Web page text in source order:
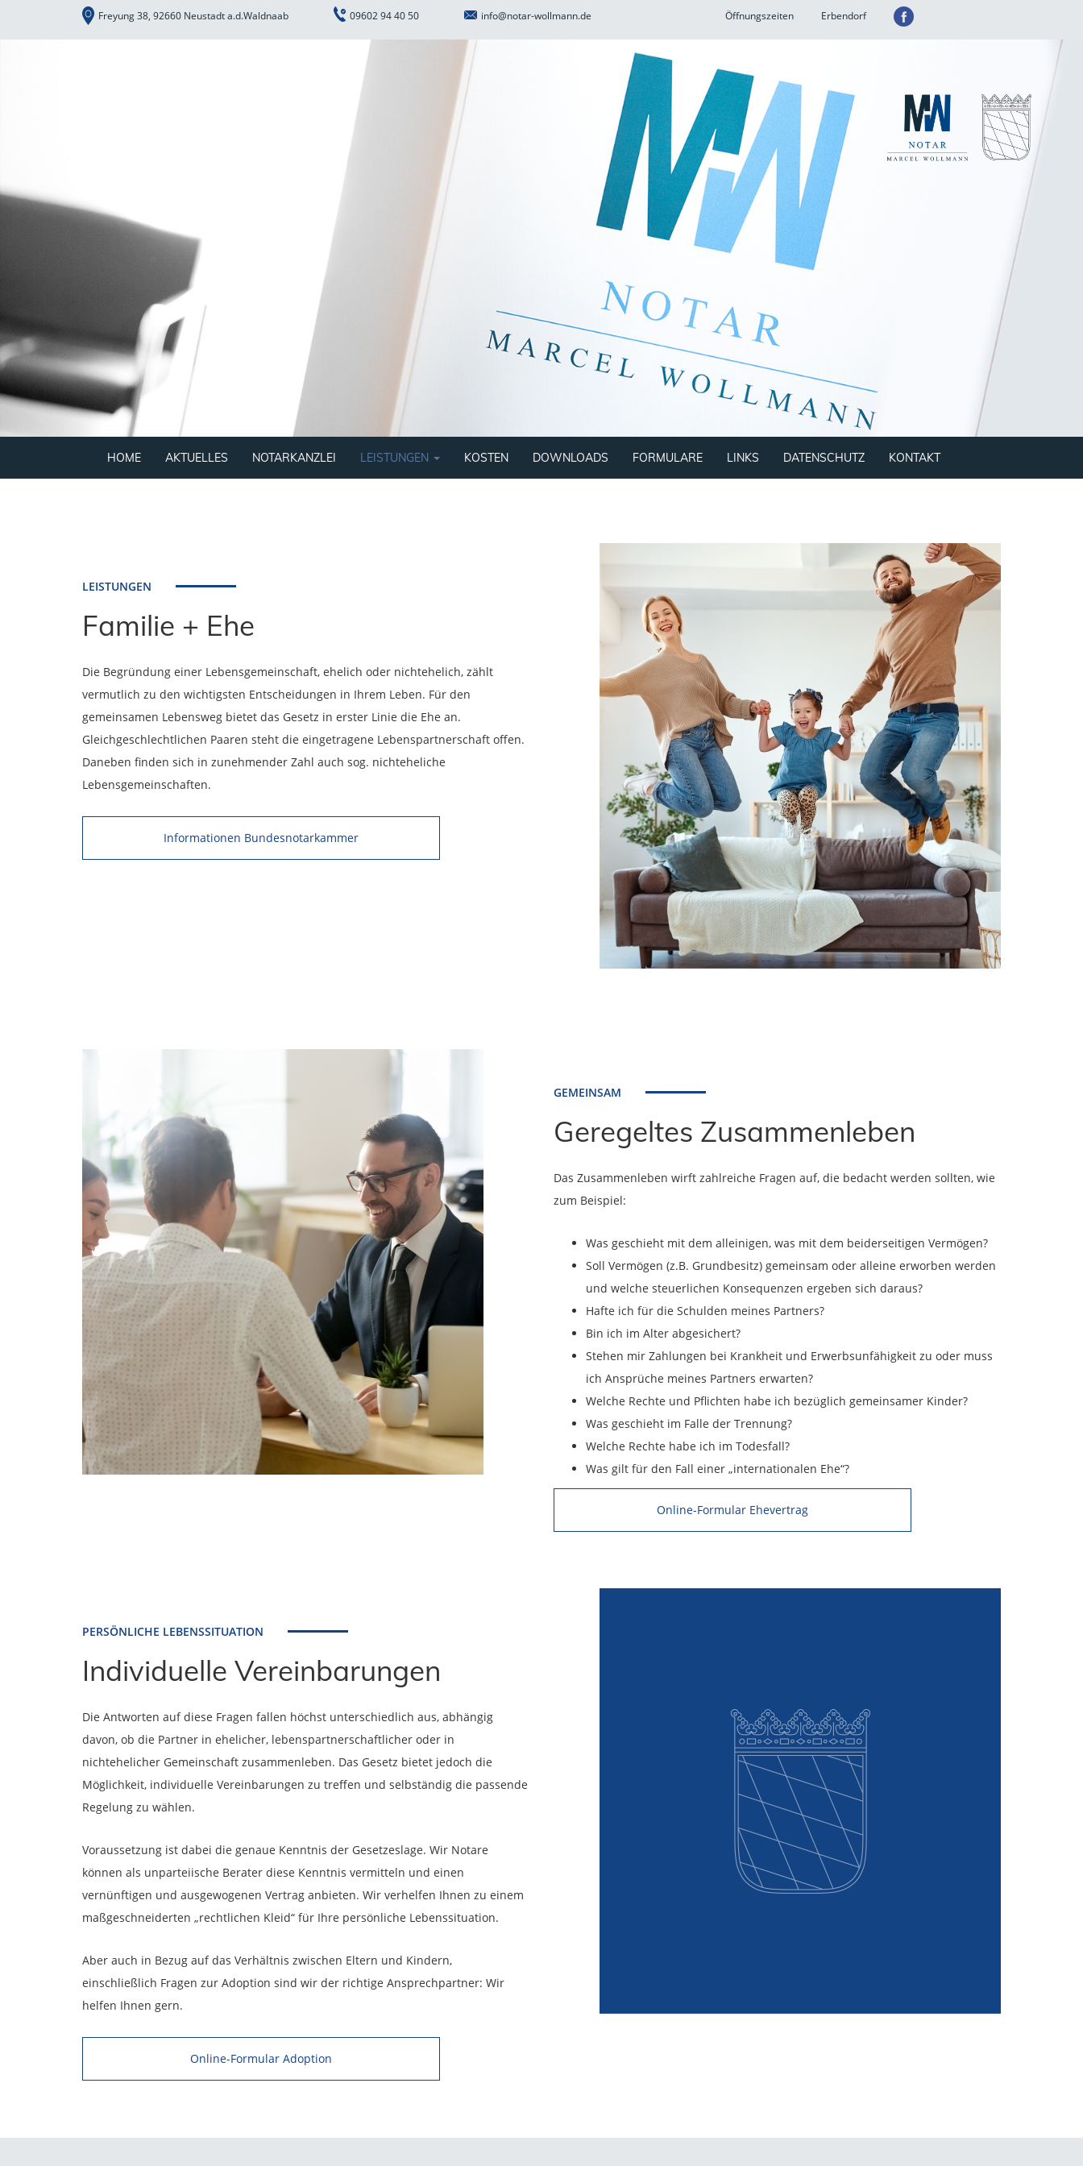
Freyung 38, 92660 Neustadt a.d.Waldnaab 09602 94 40 50 info@notar-wollmann.de Öffnungszeiten Erbendorf
HOME AKTUELLES NOTARKANZLEI LEISTUNGEN KOSTEN DOWNLOADS FORMULARE LINKS DATENSCHUTZ KONTAKT
LEISTUNGEN
Familie + Ehe
Die Begründung einer Lebensgemeinschaft, ehelich oder nichtehelich, zählt
vermutlich zu den wichtigsten Entscheidungen in Ihrem Leben. Für den
gemeinsamen Lebensweg bietet das Gesetz in erster Linie die Ehe an.
Gleichgeschlechtlichen Paaren steht die eingetragene Lebenspartnerschaft offen.
Daneben finden sich in zunehmender Zahl auch sog. nichteheliche
Lebensgemeinschaften.
Informationen Bundesnotarkammer
GEMEINSAM
Geregeltes Zusammenleben
Das Zusammenleben wirft zahlreiche Fragen auf, die bedacht werden sollten, wie
zum Beispiel:
Was geschieht mit dem alleinigen, was mit dem beiderseitigen Vermögen?
Soll Vermögen (z.B. Grundbesitz) gemeinsam oder alleine erworben werden
und welche steuerlichen Konsequenzen ergeben sich daraus?
Hafte ich für die Schulden meines Partners?
Bin ich im Alter abgesichert?
Stehen mir Zahlungen bei Krankheit und Erwerbsunfähigkeit zu oder muss
ich Ansprüche meines Partners erwarten?
Welche Rechte und Pflichten habe ich bezüglich gemeinsamer Kinder?
Was geschieht im Falle der Trennung?
Welche Rechte habe ich im Todesfall?
Was gilt für den Fall einer „internationalen Ehe“?
Online-Formular Ehevertrag
PERSÖNLICHE LEBENSSITUATION
Individuelle Vereinbarungen
Die Antworten auf diese Fragen fallen höchst unterschiedlich aus, abhängig
davon, ob die Partner in ehelicher, lebenspartnerschaftlicher oder in
nichtehelicher Gemeinschaft zusammenleben. Das Gesetz bietet jedoch die
Möglichkeit, individuelle Vereinbarungen zu treffen und selbständig die passende
Regelung zu wählen.
Voraussetzung ist dabei die genaue Kenntnis der Gesetzeslage. Wir Notare
können als unparteiische Berater diese Kenntnis vermitteln und einen
vernünftigen und ausgewogenen Vertrag anbieten. Wir verhelfen Ihnen zu einem
maßgeschneiderten „rechtlichen Kleid“ für Ihre persönliche Lebenssituation.
Aber auch in Bezug auf das Verhältnis zwischen Eltern und Kindern,
einschließlich Fragen zur Adoption sind wir der richtige Ansprechpartner: Wir
helfen Ihnen gern.
Online-Formular Adoption